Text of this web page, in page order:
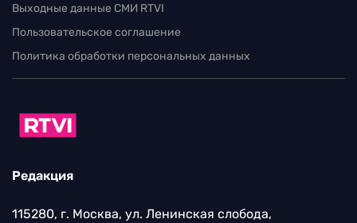
Выходные данные СМИ RTVI
Пользовательское соглашение
Политика обработки персональных данных
Редакция
115280, г. Москва, ул. Ленинская слобода,